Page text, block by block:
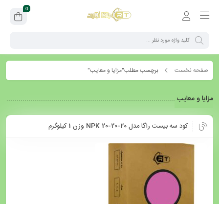
0
صفحه نخست برچسب مطلب"مزایا و معایب"
مزایا و معایب
کود سه بیست راگا مدل NPK 20-20-20 وزن 1 کیلوگرم